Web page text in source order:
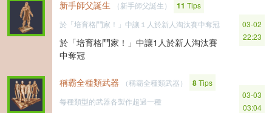
新手師父誕生 （新手師父誕生） 11 Tips
於「培育格鬥家！」中讓１人於新人淘汰賽中奪冠
於「培育格鬥家！」中讓1人於新人淘汰賽
中奪冠
03-02
22:23
稱霸全種類武器 （稱霸全種類武器） 8Tips
每種類型的武器各製作超過一種
03-03
03:04